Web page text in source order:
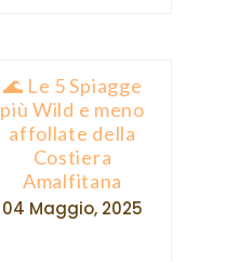
🌊 Le 5 Spiagge
più Wild e meno
affollate della
Costiera
Amalfitana
04 Maggio, 2025